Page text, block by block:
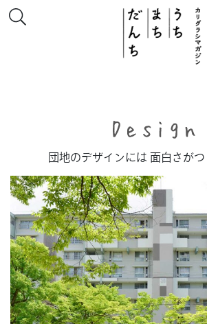
このサイトについ
# うち
# まち
# だんち
ちず
特集
団地のデザインには 面白さが